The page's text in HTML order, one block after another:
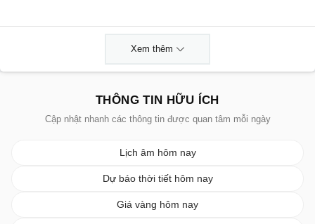
Xem thêm
THÔNG TIN HỮU ÍCH
Cập nhật nhanh các thông tin được quan tâm mỗi ngày
Lịch âm hôm nay
Dự báo thời tiết hôm nay
Giá vàng hôm nay